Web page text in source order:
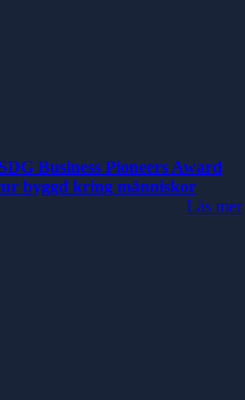
Business Pioneers Award
byggd kring människor
Läs mer